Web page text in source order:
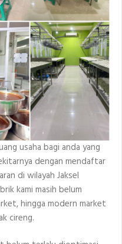
usaha bagi anda yang
dengan mendaftar
di wilayah Jaksel
kami masih belum
hingga modern market
cireng.